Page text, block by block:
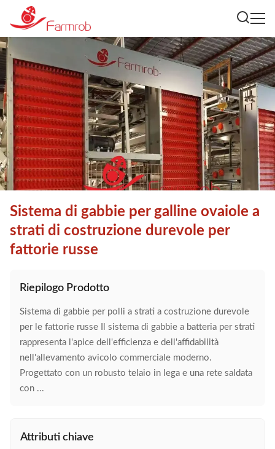
Sistema di gabbie per galline ovaiole a
strati di costruzione durevole per
fattorie russe
Riepilogo Prodotto
Sistema di gabbie per polli a strati a costruzione durevole
per le fattorie russe Il sistema di gabbie a batteria per strati
rappresenta l'apice dell'efficienza e dell'affidabilità
nell'allevamento avicolo commerciale moderno.
Progettato con un robusto telaio in lega e una rete saldata
con ...
Attributi chiave